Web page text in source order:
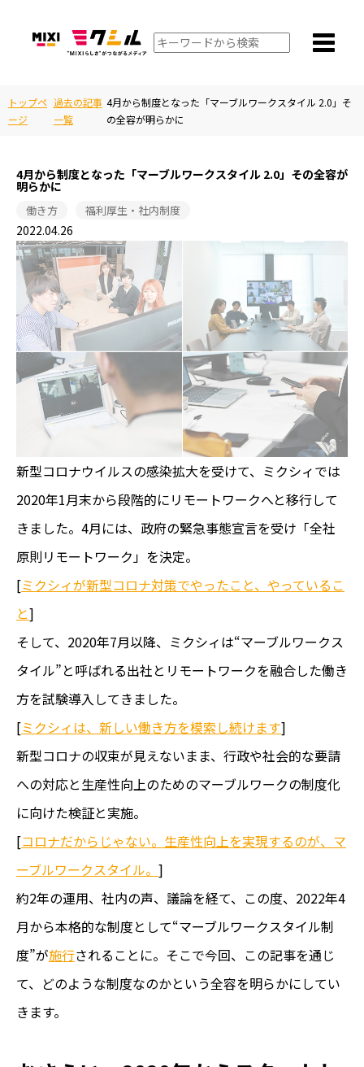
トップペ
ージ
過去の記事
一覧
4月から制度となった「マーブルワークスタイル 2.0」そ
の全容が明らかに
4月から制度となった「マーブルワークスタイル 2.0」その全容が
明らかに
働き方 福利厚生・社内制度
2022.04.26
新型コロナウイルスの感染拡大を受けて、ミクシィでは
2020年1月末から段階的にリモートワークへと移行して
きました。4月には、政府の緊急事態宣言を受け「全社
原則リモートワーク」を決定。
[ミクシィが新型コロナ対策でやったこと、やっているこ
と]
そして、2020年7月以降、ミクシィは“マーブルワークス
タイル”と呼ばれる出社とリモートワークを融合した働き
方を試験導入してきました。
[ミクシィは、新しい働き方を模索し続けます]
新型コロナの収束が見えないまま、行政や社会的な要請
への対応と生産性向上のためのマーブルワークの制度化
に向けた検証と実施。
[コロナだからじゃない。生産性向上を実現するのが、マ
ーブルワークスタイル。 ]
約2年の運用、社内の声、議論を経て、この度、2022年4
月から本格的な制度として“マーブルワークスタイル制
度”が施行されることに。そこで今回、この記事を通じ
て、どのような制度なのかという全容を明らかにしてい
きます。